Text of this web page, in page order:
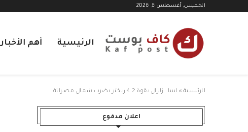
الخميس, أغسطس 6, 2026
الرئيسية أهم الأخبار
الرئيسية » ليبيا.. زلزال بقوة 4.2 ريختر يضرب شمال مصراتة
اعلان مدفوع